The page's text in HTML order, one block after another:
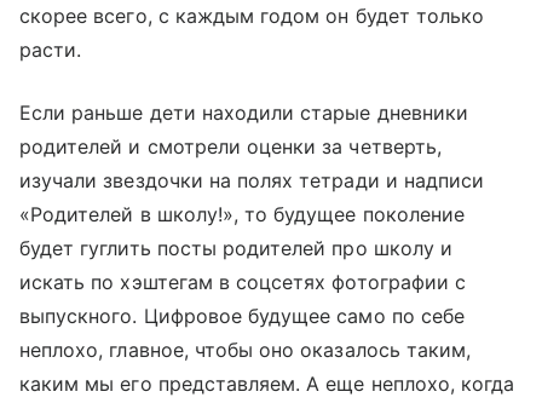
скорее всего, с каждым годом он будет только
расти.
Если раньше дети находили старые дневники
родителей и смотрели оценки за четверть,
изучали звездочки на полях тетради и надписи
«Родителей в школу!», то будущее поколение
будет гуглить посты родителей про школу и
искать по хэштегам в соцсетях фотографии с
выпускного. Цифровое будущее само по себе
неплохо, главное, чтобы оно оказалось таким,
каким мы его представляем. А еще неплохо, когда